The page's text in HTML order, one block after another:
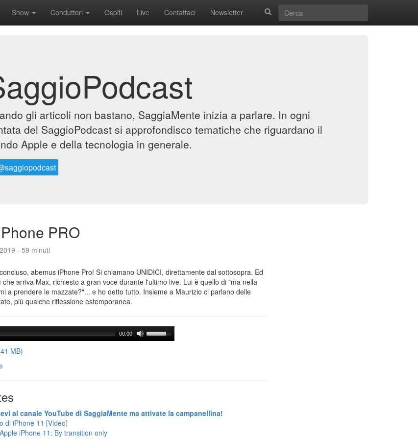
Show Conduttori Ospiti Live Contattaci Newsletter
gli articoli non bastano, SaggiaMente inizia a parlare. In ogni
del SaggioPodcast si approfondisco tematiche che riguardano il
Apple e della tecnologia in generale.
PRO
- 59 minuti
abemus iPhone Pro! Si chiamano UNIDICI, direttamente dal sottosopra. Ed
arriva Max, richiesto a gran voce durante l'ultimo live. Lui è quello di "ma nella
a prendere le mazzate?"... e ho detto tutto. Insieme a Maurizio ci parlano delle
più qualche riflessione estemporanea.
00:00
MB)
al canale YouTube di SaggiaMente ma attivate la campanellina!
di iPhone 11 [Video]
iPhone 11: By transition only